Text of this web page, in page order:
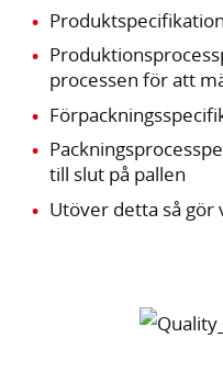
processen för att
till slut på pallen
Utöver detta så